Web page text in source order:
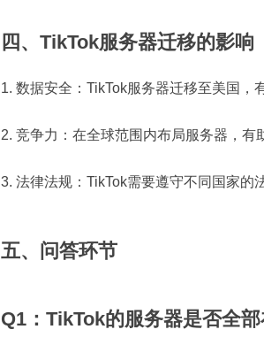
四、TikTok服务器迁移的影响
1. 数据安全：TikTok服务器迁移至美国，
2. 竞争力：在全球范围内布局服务器，有
3. 法律法规：TikTok需要遵守不同国家的
五、问答环节
Q1：TikTok的服务器是否全部